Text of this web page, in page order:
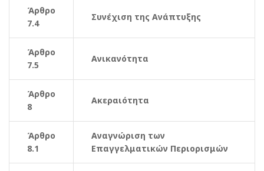
Άρθρο
7.4
Συνέχιση της Ανάπτυξης
Άρθρο
7.5
Ανικανότητα
Άρθρο
8
Ακεραιότητα
Άρθρο
8.1
Αναγνώριση των
Επαγγελματικών Περιορισμών